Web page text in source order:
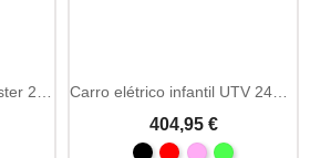
Carro elétrico Jeep Monster 24V com controlo parental Carro elétrico infantil UTV 24V 2x200W com MP3
404,95 €